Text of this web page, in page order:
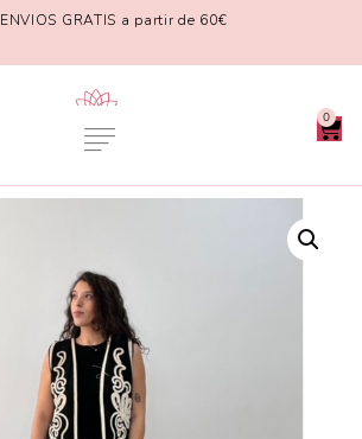
ENVIOS GRATIS a partir de 60€
0